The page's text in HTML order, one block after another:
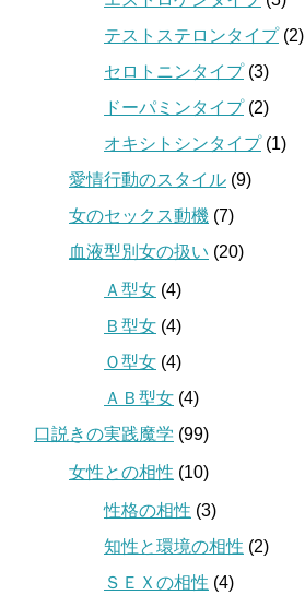
テストステロンタイプ(2)
セロトニンタイプ(3)
ドーパミンタイプ(2)
オキシトシンタイプ(1)
愛情行動のスタイル (9)
女のセックス動機 (7)
血液型別女の扱い (20)
Ａ型女 (4)
Ｂ型女 (4)
Ｏ型女 (4)
ＡＢ型女 (4)
口説きの実践魔学 (99)
女性との相性 (10)
性格の相性 (3)
知性と環境の相性 (2)
ＳＥＸの相性 (4)